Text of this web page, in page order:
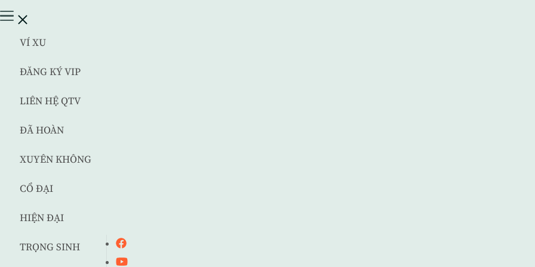
VÍ XU
ĐĂNG KÝ VIP
LIÊN HỆ QTV
ĐÃ HOÀN
XUYÊN KHÔNG
CỔ ĐẠI
HIỆN ĐẠI
TRỌNG SINH